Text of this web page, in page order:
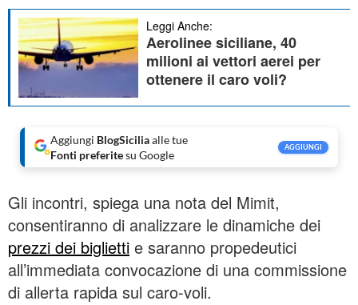
Leggi Anche:
Aerolinee siciliane, 40
milioni ai vettori aerei per
ottenere il caro voli?
Aggiungi BlogSiciliaalle tue
Fonti preferitesu Google
AGGIUNGI
Gli incontri, spiega una nota del Mimit,
consentiranno di analizzare le dinamiche dei
prezzi dei biglietti e saranno propedeutici
all’immediata convocazione di una commissione
di allerta rapida sul caro-voli.